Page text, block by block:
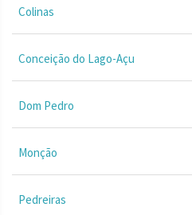
Colinas
Conceição do Lago-Açu
Dom Pedro
Monção
Pedreiras